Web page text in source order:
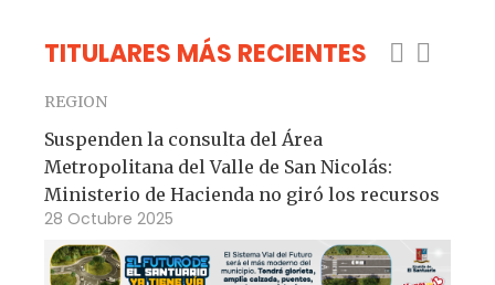
TITULARES MÁS RECIENTES
REGION
Suspenden la consulta del Área
Metropolitana del Valle de San Nicolás:
Ministerio de Hacienda no giró los recursos
28 Octubre 2025